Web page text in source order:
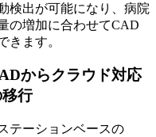
検出が可能になり、病院
の増加に合わせてCAD
きます。
からクラウド対応
行
テーションベースの